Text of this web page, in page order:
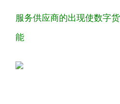
服务供应商的出现使数字
能